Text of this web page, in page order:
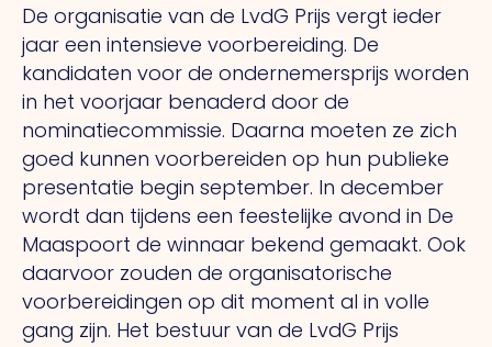
De organisatie van de LvdG Prijs vergt ieder
jaar een intensieve voorbereiding. De
kandidaten voor de ondernemersprijs worden
in het voorjaar benaderd door de
nominatiecommissie. Daarna moeten ze zich
goed kunnen voorbereiden op hun publieke
presentatie begin september. In december
wordt dan tijdens een feestelijke avond in De
Maaspoort de winnaar bekend gemaakt. Ook
daarvoor zouden de organisatorische
voorbereidingen op dit moment al in volle
gang zijn. Het bestuur van de LvdG Prijs